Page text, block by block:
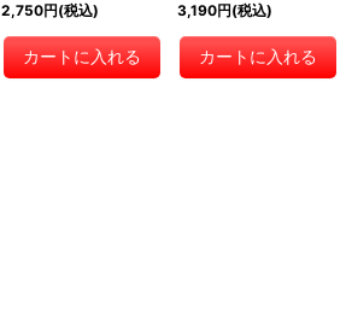
2,750円(税込)
カートに入れる
3,190円(税込)
カートに入れる